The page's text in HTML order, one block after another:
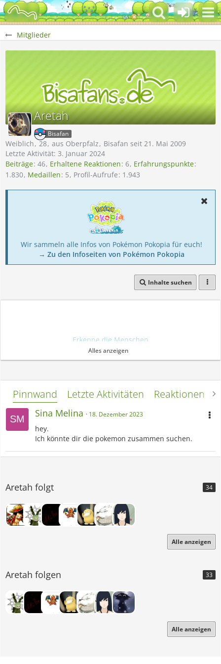
Mitglieder
Aretah
Bisafan
Weiblich 28 aus Oberpfalz
Bisafan seit 21. Mai 2009
Letzte Aktivität: 3. Januar 2024
Beiträge 46 Erhaltene Reaktionen 6 Erfahrungspunkte
1.830 Medaillen 5 Profil-Aufrufe 1.943
Wir sammeln alle Infos von Pokémon Pokopia für euch!
→ Zu den Infoseiten von Pokémon Pokopia
Inhalte suchen
Erkenne die Menschen
Ihr Geist ist erfroren
Gezwungen zu leben in ewiger Nacht
Ihr Feind ist die Kälte Verdammt zu warten in ewiger Wacht
Im Schweif des Kometen
Vor nachtschwarzen Wolken
Steige ich brennen vom Himmel herab
Mein Geist die Erkenntnis
Ich bringe Euch Feuer
Die Macht zu verbrennen
Göttern erdacht
Den Geist zu entflammen
Die Saat der Erkenntnis
Alles anzeigen
Pinnwand Letzte Aktivitäten Reaktionen
Sina Melina 18. Dezember 2023
hey.
Ich könnte dir die pokemon zusammen suchen.
Aretah folgt 34
Alle anzeigen
Aretah folgen 33
Alle anzeigen